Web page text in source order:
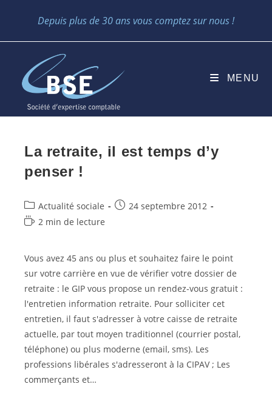
Depuis plus de 30 ans vous comptez sur nous !
MENU
La retraite, il est temps d’y
penser !
Post
category:
Actualité sociale
Post24 septembre 2012
Temps2 min de lecture
Vous avez 45 ans ou plus et souhaitez faire le point
sur votre carrière en vue de vérifier votre dossier de
retraite : le GIP vous propose un rendez-vous gratuit :
l'entretien information retraite. Pour solliciter cet
entretien, il faut s'adresser à votre caisse de retraite
actuelle, par tout moyen traditionnel (courrier postal,
téléphone) ou plus moderne (email, sms). Les
professions libérales s'adresseront à la CIPAV ; Les
commerçants et…